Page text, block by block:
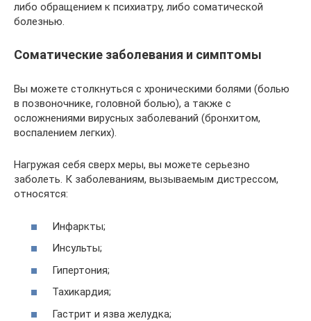
либо обращением к психиатру, либо соматической
болезнью.
Соматические заболевания и симптомы
Вы можете столкнуться с хроническими болями (болью
в позвоночнике, головной болью), а также с
осложнениями вирусных заболеваний (бронхитом,
воспалением легких).
Нагружая себя сверх меры, вы можете серьезно
заболеть. К заболеваниям, вызываемым дистрессом,
относятся:
Инфаркты;
Инсульты;
Гипертония;
Тахикардия;
Гастрит и язва желудка;